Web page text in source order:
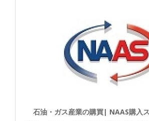
石油・ガス産業の購買| NAAS購入